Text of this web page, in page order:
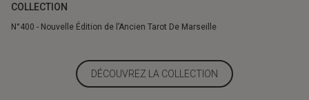
COLLECTION
N°400 - Nouvelle Édition de l’Ancien Tarot De Marseille
DÉCOUVREZ LA COLLECTION